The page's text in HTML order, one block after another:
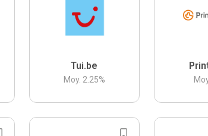
Tui.be
Moy. 2.25%